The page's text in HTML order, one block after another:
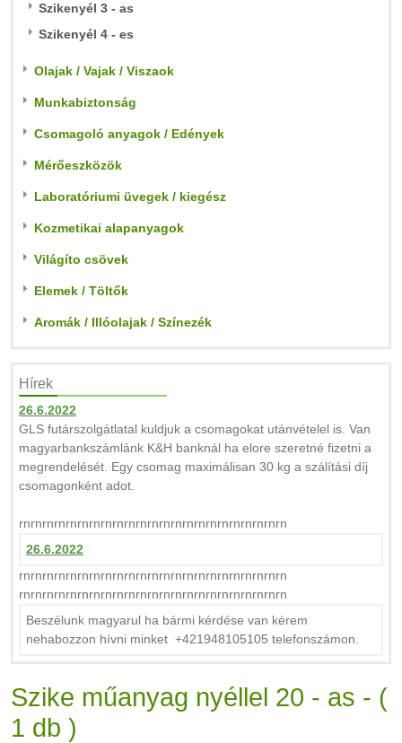
Szikenyél 3 - as
Szikenyél 4 - es
Olajak / Vajak / Viszaok
Munkabiztonság
Csomagoló anyagok / Edények
Mérőeszközök
Laboratóriumi üvegek / kiegész
Kozmetikai alapanyagok
Világíto csövek
Elemek / Töltők
Aromák / Illóolajak / Színezék
Hírek
26.6.2022
GLS futárszolgátlatal kuldjuk a csomagokat utánvételel is. Van
magyarbankszámlánk K&H banknál ha elore szeretné fizetni a
megrendelését. Egy csomag maximálisan 30 kg a szálítási díj
csomagonként adot.
rnrnrnrnrnrnrnrnrnrnrnrnrnrnrnrnrnrnrnrnrnrnrn
26.6.2022
rnrnrnrnrnrnrnrnrnrnrnrnrnrnrnrnrnrnrnrnrnrnrn
rnrnrnrnrnrnrnrnrnrnrnrnrnrnrnrnrnrnrnrnrnrnrn
Beszélunk magyarul ha bármi kérdése van kérem
nehabozzon hívni minket +421948105105 telefonszámon.
Szike műanyag nyéllel 20 - as - (
1 db )